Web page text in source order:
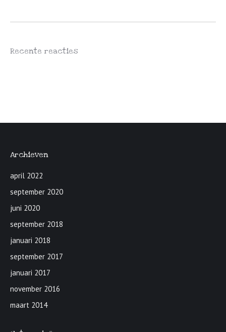
Recente reacties
Archieven
april 2022
september 2020
juni 2020
september 2018
januari 2018
september 2017
januari 2017
november 2016
maart 2014